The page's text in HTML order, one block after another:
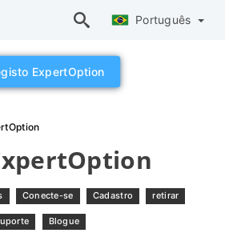
Português
ExpertOption
Conecte-se Cadastro retirar
Blogue